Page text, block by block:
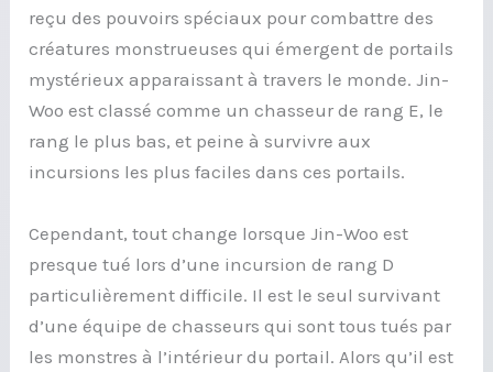
reçu des pouvoirs spéciaux pour combattre des
créatures monstrueuses qui émergent de portails
mystérieux apparaissant à travers le monde. Jin-
Woo est classé comme un chasseur de rang E, le
rang le plus bas, et peine à survivre aux
incursions les plus faciles dans ces portails.
Cependant, tout change lorsque Jin-Woo est
presque tué lors d’une incursion de rang D
particulièrement difficile. Il est le seul survivant
d’une équipe de chasseurs qui sont tous tués par
les monstres à l’intérieur du portail. Alors qu’il est